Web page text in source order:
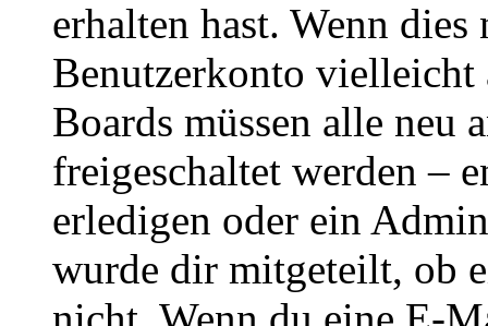
erhalten hast. Wenn
Benutzerkonto
Boards müssen alle neu
freigeschaltet werden –
erledigen oder ein
wurde dir mitgeteilt, ob